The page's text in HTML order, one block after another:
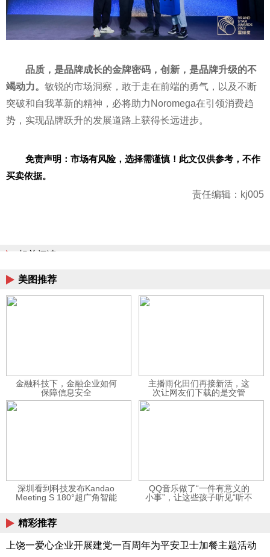
品质，是品牌成长的金牌密码，创新，是品牌升级的不
竭动力。 敏锐的市场洞察，敢于走在前端的勇气，以及不断
突破和自我革新的精神 ，必将助力Noromega在引领消费趋
势，实现品牌跃升的发展道路上获得长远进步。
免责声明：市场有风险，选择需谨慎！此文仅供参考，不作
买卖依据。
责任编辑：kj005
相关阅读
美图推荐
金融科技下，金融企业如何
保障信息安全
主播雨化田们再接新活，这
次让网友们下载的是交管
12123APP
深圳看到科技发布Kandao
Meeting S 180°超广角智能
QQ音乐做了“一件有意义的
小事”，让这些孩子听见“听不
精彩推荐
上饶一爱心企业开展建党一百周年为平安卫士加餐主题活动